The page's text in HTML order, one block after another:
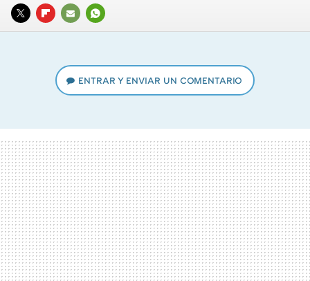
TWITTERFLIPBOARD
E-
WHATSAPP
ENTRAR Y ENVIAR UN COMENTARIO